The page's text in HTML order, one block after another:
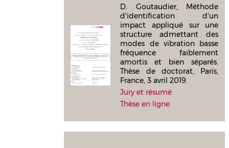
D. Goutaudier, Méthode
d'identification d'un
impact appliqué sur une
structure admettant des
modes de vibration basse
fréquence faiblement
amortis et bien séparés.
Thèse de doctorat, Paris,
France, 3 avril 2019.
Jury et résumé
Thèse en ligne